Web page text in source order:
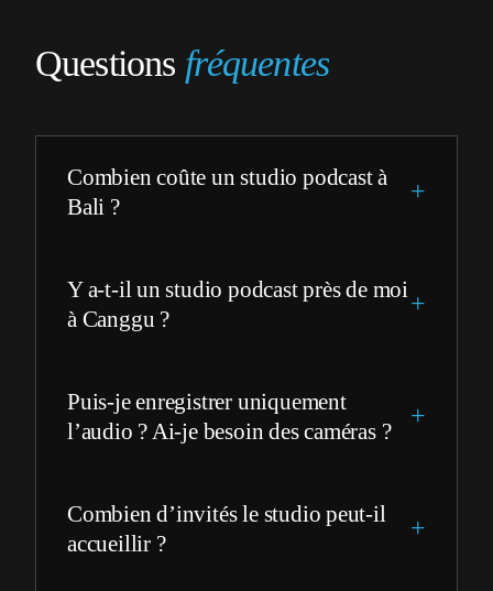
Questions fréquentes
Combien coûte un studio podcast à
Bali ?
Y a-t-il un studio podcast près de moi
à Canggu ?
Puis-je enregistrer uniquement
l’audio ? Ai-je besoin des caméras ?
Combien d’invités le studio peut-il
accueillir ?